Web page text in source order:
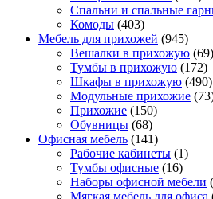
Спальни и спальные
Комоды (403)
Мебель для прихожей (945)
Вешалки в прихожую (69)
Тумбы в прихожую (172)
Шкафы в прихожую (490)
Модульные прихожие
Прихожие (150)
Обувницы (68)
Офисная мебель (141)
Рабочие кабинеты (1)
Тумбы офисные (16)
Наборы офисной мебели